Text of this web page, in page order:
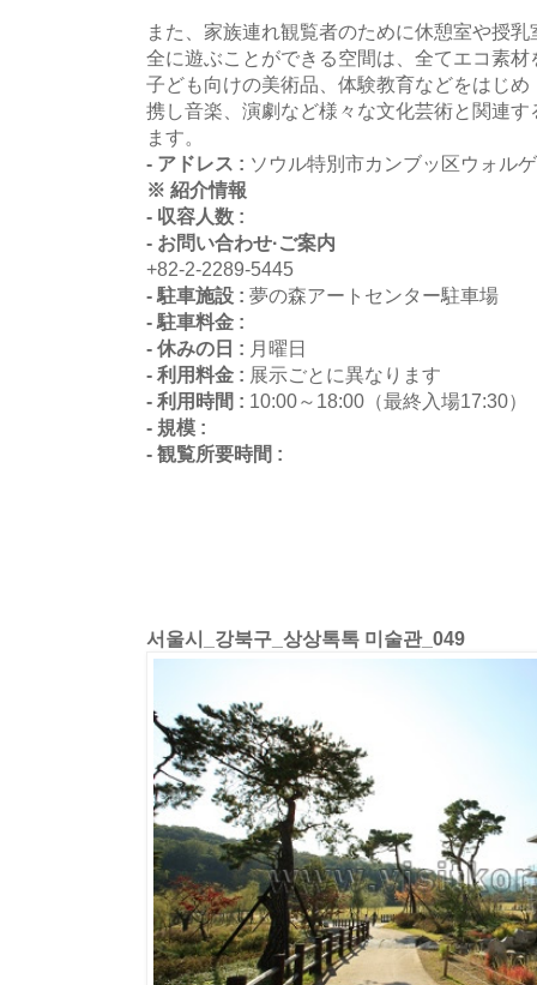
また、家族連れ観覧者のために休憩室や授
全に遊ぶことができる空間は、全てエコ素
子ども向けの美術品、体験教育などをはじ
携し音楽、演劇など様々な文化芸術と関連
ます。
- アドレス : ソウル特別市カンブッ区ウォル
※ 紹介情報
- 収容人数 :
- お問い合わせ·ご案内
+82-2-2289-5445
- 駐車施設 : 夢の森アートセンター駐車場
- 駐車料金 :
- 休みの日 : 月曜日
- 利用料金 : 展示ごとに異なります
- 利用時間 : 10:00～18:00（最終入場17:30）
- 規模 :
- 観覧所要時間 :
서울시_강북구_상상톡톡 미술관_049